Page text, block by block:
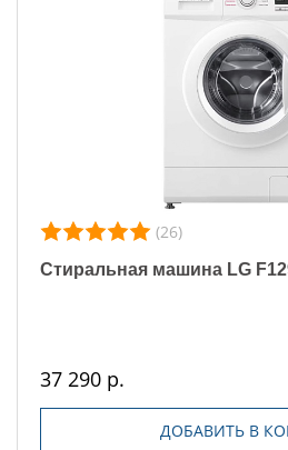
(26)
Стиральная машина LG
37 290 р.
ДОБАВИТЬ В